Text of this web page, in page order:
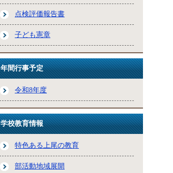
点検評価報告書
子ども憲章
年間行事予定
令和8年度
学校教育情報
特色ある上尾の教育
部活動地域展開